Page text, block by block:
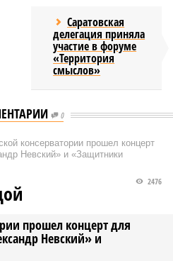
Саратовская
делегация приняла
участие в форуме
«Территория
смыслов»
0
консерватории прошел концерт
Невский» и «Защитники
прошел концерт для
Невский» и
2476